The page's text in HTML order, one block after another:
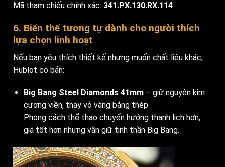
Mã tham chiếu chính xác: 341.PX.130.RX.114
6. Biến thể tương tự dành cho người thích
lựa chọn linh hoạt
Nếu bạn yêu thích thiết kế nhưng muốn chất liệu khác,
Hublot có bản:
Big Bang Steel Diamonds 41mm– giữ nguyên kim
cương viền, thay vỏ vàng bằng thép.
Phong cách thể thao chuyển hướng thanh lịch hơn,
giá tốt hơn nhưng vẫn giữ tinh thần Big Bang.